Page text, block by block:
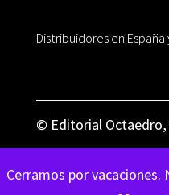
Cerramos por vacaciones.
Distribuidores en
© Editorial Octaedro,